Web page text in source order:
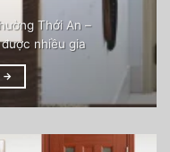
Thới An –
nhiều gia
→